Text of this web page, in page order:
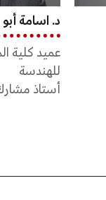
أ.د. أمجد
عميد كلية
للدراسات
أستاذ